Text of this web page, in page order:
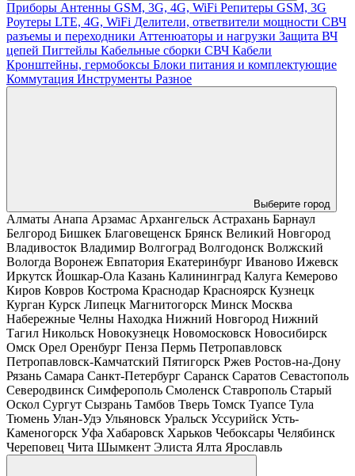
Приборы Антенны GSM, 3G, 4G, WiFi Репитеры GSM, 3G
Роутеры LTE, 4G, WiFi Делители, ответвители мощности СВЧ
разъемы и переходники Аттенюаторы и нагрузки Защита ВЧ
цепей Пигтейлы Кабельные сборки СВЧ Кабели
Кронштейны, гермобоксы Блоки питания и комплектующие
Коммутация Инструменты Разное
Выберите город
Алматы Анапа Арзамас Архангельск Астрахань Барнаул
Белгород Бишкек Благовещенск Брянск Великий Новгород
Владивосток Владимир Волгоград Волгодонск Волжский
Вологда Воронеж Евпатория Екатеринбург Иваново Ижевск
Иркутск Йошкар-Ола Казань Калининград Калуга Кемерово
Киров Ковров Кострома Краснодар Красноярск Кузнецк
Курган Курск Липецк Магнитогорск Минск Москва
Набережные Челны Находка Нижний Новгород Нижний
Тагил Никольск Новокузнецк Новомосковск Новосибирск
Омск Орел Оренбург Пенза Пермь Петропавловск
Петропавловск-Камчатский Пятигорск Ржев Ростов-на-Дону
Рязань Самара Санкт-Петербург Саранск Саратов Севастополь
Северодвинск Симферополь Смоленск Ставрополь Старый
Оскол Сургут Сызрань Тамбов Тверь Томск Туапсе Тула
Тюмень Улан-Удэ Ульяновск Уральск Уссурийск Усть-
Каменогорск Уфа Хабаровск Харьков Чебоксары Челябинск
Череповец Чита Шымкент Элиста Ялта Ярославль